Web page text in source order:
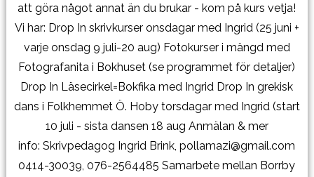
att göra något annat än du brukar - kom på kurs vetja!
Vi har: Drop In skrivkurser onsdagar med Ingrid (25 juni +
varje onsdag 9 juli-20 aug) Fotokurser i mängd med
Fotografanita i Bokhuset (se programmet för detaljer)
Drop In Läsecirkel=Bokfika med Ingrid Drop In grekisk
dans i Folkhemmet Ö. Hoby torsdagar med Ingrid (start
10 juli - sista dansen 18 aug Anmälan & mer
info: Skrivpedagog Ingrid Brink, pollamazi@gmail.com
0414-30039, 076-2564485 Samarbete mellan Borrby